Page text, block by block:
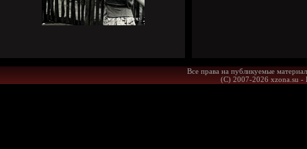
Все права на публикуемые
(С) 2007-2026 xzona.su -